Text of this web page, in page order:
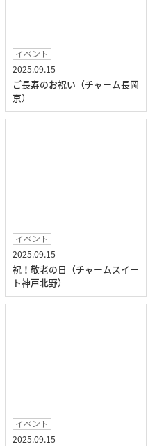
イベント
2025.09.15
ご長寿のお祝い（チャーム長岡
京）
イベント
2025.09.15
祝！敬老の日（チャームスイー
ト神戸北野）
イベント
2025.09.15